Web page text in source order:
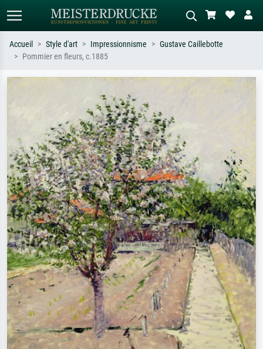
ex. Monet, Nuit étoilée,
impressionnisme, vague de Hokusai,
nu.
tableau sombre, nu debout près d'un
Accueil Style d'art Impressionnisme
Gustave Caillebotte
Pommier en fleurs, c.1885